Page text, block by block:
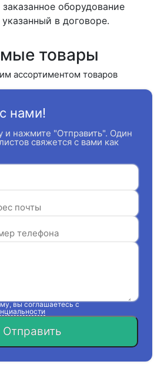
оборудование
в договоре.
товары
ассортиментом товаров
нами!
и нажмите "Отправить". Один
свяжется с вами как
вы соглашаетесь с
Отправить